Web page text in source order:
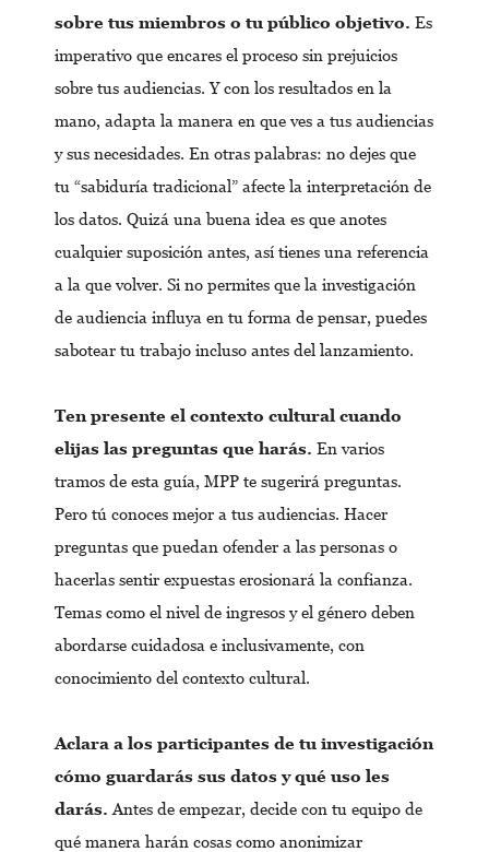
sobre tus miembros o tu público objetivo. Es
imperativo que encares el proceso sin prejuicios
sobre tus audiencias. Y con los resultados en la
mano, adapta la manera en que ves a tus audiencias
y sus necesidades. En otras palabras: no dejes que
tu “sabiduría tradicional” afecte la interpretación de
los datos. Quizá una buena idea es que anotes
cualquier suposición antes, así tienes una referencia
a la que volver. Si no permites que la investigación
de audiencia influya en tu forma de pensar, puedes
sabotear tu trabajo incluso antes del lanzamiento.
Ten presente el contexto cultural cuando
elijas las preguntas que harás. En varios
tramos de esta guía, MPP te sugerirá preguntas.
Pero tú conoces mejor a tus audiencias. Hacer
preguntas que puedan ofender a las personas o
hacerlas sentir expuestas erosionará la confianza.
Temas como el nivel de ingresos y el género deben
abordarse cuidadosa e inclusivamente, con
conocimiento del contexto cultural.
Aclara a los participantes de tu investigación
cómo guardarás sus datos y qué uso les
darás. Antes de empezar, decide con tu equipo de
qué manera harán cosas como anonimizar